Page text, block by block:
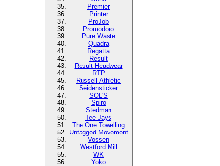
Premier
Printer
ProJob
Promodoro
Pure Waste
Quadra
Regatta
Result
Result Headwear
RTP
Russell Athletic
Seidensticker
SOL'S
Spiro
Stedman
Tee Jays
The One Towelling
Untagged Movement
Vossen
Westford Mill
WK
Yoko